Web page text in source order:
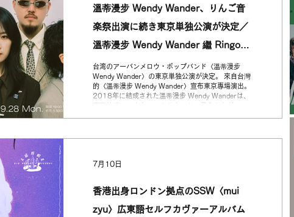
代表。本作亦為 大浪漫商店六週年紀念企劃，收錄七
首代表作品，完整呈現樂團一路走來的音樂軌跡。 大
浪漫商店6周年記念リリース 台北アンダーグラウン
ドから世界へ大きく羽ばたくロックバンド「傷心欲
絕Wayne's So Sad」バンドキャリア初のベスト盤
溫蒂漫步 Wendy Wander、りんご音
楽祭出演に続き東京単独公演が決定／
溫蒂漫步 Wendy Wander 繼 Ringo
Music Festival 演出後，宣布東京專場
台湾のアーバンメロウ・ポップバンド〈溫蒂漫步
Wendy Wander〉の東京単独公演が決定。 來自台灣
的〈溫蒂漫步 Wendy Wander〉宣布東京專場演出。
2018年に結成された溫蒂漫步 Wendy Wanderは、
南国的でメロウなシンセサウンド、柔らかなグルー
ーから支持を集め、近年はBillyrromとのコラボレー
回新たに東京での単独公演が決定。 台湾インディー
ポップの現在を、ライブハウスで体感できる貴重な
一夜。お見逃しなく。 成立於 2018 年的溫蒂漫步
香港出身ロンドン拠点のSSW〈mui
zyu〉広東語セルフカヴァーアルバム
7月10日